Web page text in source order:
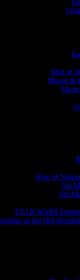
Men of
Mount &
Rise of
Sid
Sid
STAR WARS
of the Old